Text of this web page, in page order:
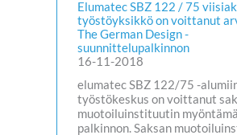
Elumatec SBZ 122 / 75
työstöyksikkö on voittanut
The German Design -
suunnittelupalkinnon
16-11-2018
elumatec SBZ 122/75 -
työstökeskus on voittanut
muotoiluinstituutin
palkinnon. Saksan